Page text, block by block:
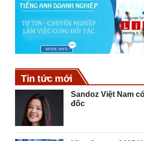
Tin tức mới
Sandoz Việt Nam
đốc